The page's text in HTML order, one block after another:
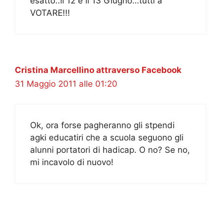
VOTARE!!!
Cristina Marcellino attraverso Facebook
31 Maggio 2011 alle 01:20
Ok, ora forse pagheranno gli stpendi
agki educatiri che a scuola seguono gli
alunni portatori di hadicap. O no? Se no,
mi incavolo di nuovo!